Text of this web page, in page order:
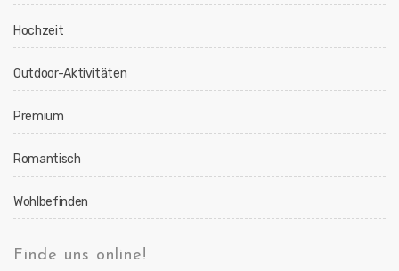
Hochzeit
Outdoor-Aktivitäten
Premium
Romantisch
Wohlbefinden
Finde uns online!